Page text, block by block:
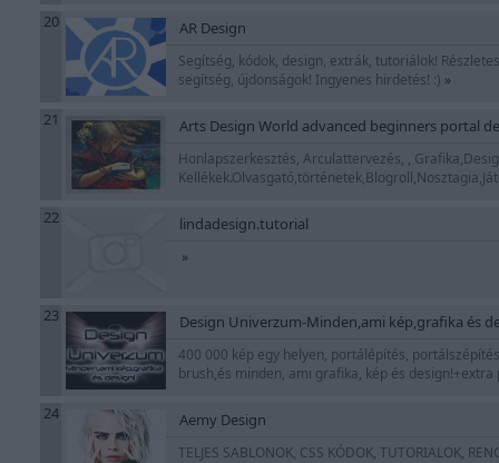
20 AR Design
Segítség, kódok, design, extrák, tutoriálok!
segítség, újdonságok! Ingyenes hirdetés! :) »
21 Arts Design World advanced beginners portal
Honlapszerkesztés, Arculattervezés, ,
22 lindadesign.tutorial
»
23 Design Univerzum-Minden,ami kép,grafika és
400 000 kép egy helyen, portálépítés,
brush,és minden, ami grafika, kép és
24 Aemy Design
TELJES SABLONOK, CSS KÓDOK, TUTORIALOK,